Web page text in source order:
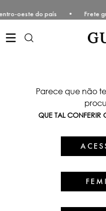
Centro-oeste do país •
Parece que não
QUE TAL CONFERIR